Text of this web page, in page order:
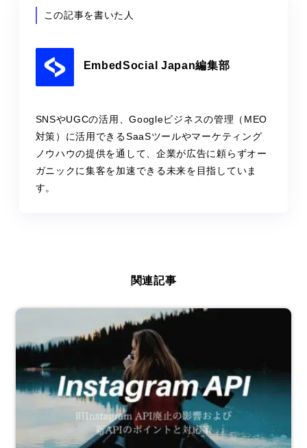
この記事を書いた人
EmbedSocial Japan編集部
SNSやUGCの活用、Googleビジネスの管理（MEO
対策）に活用できるSaaSツールやマーケティング
ノウハウの提供を通して、企業が広告に頼らずオー
ガニックに集客を加速できる未来を目指していま
す。
関連記事